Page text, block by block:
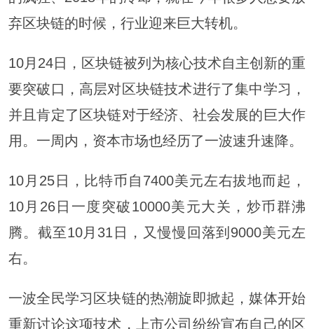
弃区块链的时候，行业迎来巨大转机。
10月24日，区块链被列为核心技术自主创新的重
要突破口，高层对区块链技术进行了集中学习，
并且肯定了区块链对于经济、社会发展的巨大作
用。一周内，资本市场也经历了一波速升速降。
10月25日，比特币自7400美元左右拔地而起，
10月26日一度突破10000美元大关，炒币群沸
腾。截至10月31日，又慢慢回落到9000美元左
右。
一波全民学习区块链的热潮旋即掀起，媒体开始
重新讨论这项技术，上市公司纷纷宣布自己的区